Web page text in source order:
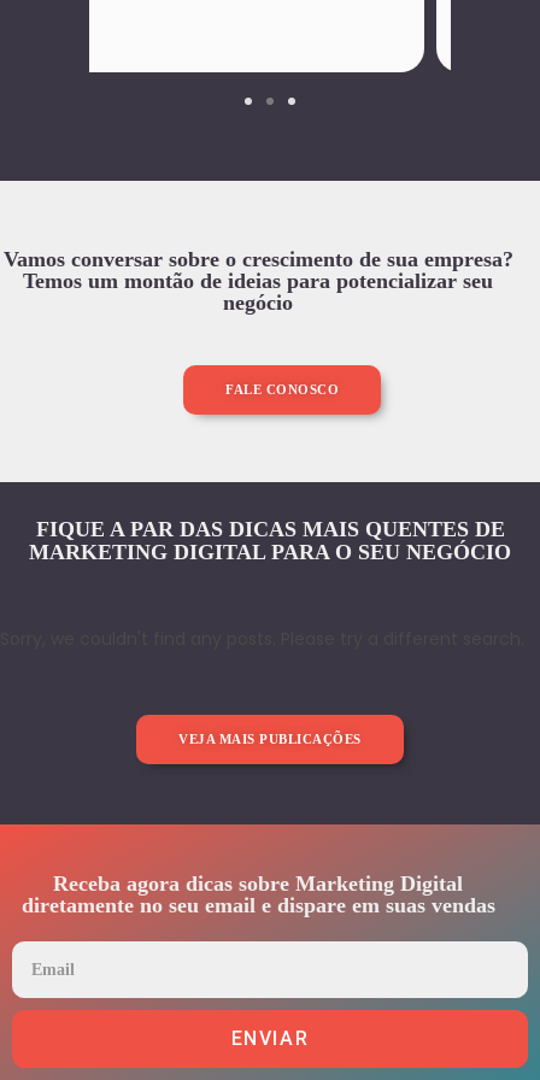
Vamos conversar sobre o crescimento de sua empresa?
Temos um montão de ideias para potencializar seu
negócio
FALE CONOSCO
FIQUE A PAR DAS DICAS MAIS QUENTES DE
MARKETING DIGITAL PARA O SEU NEGÓCIO
VEJA MAIS PUBLICAÇÕES
Receba agora dicas sobre Marketing Digital
diretamente no seu email e dispare em suas vendas
ENVIAR